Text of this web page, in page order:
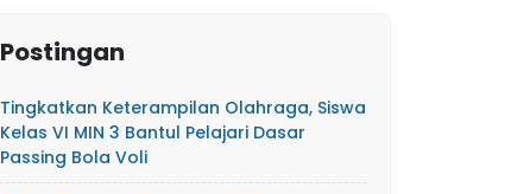
Postingan
Tingkatkan Keterampilan Olahraga, Siswa
Kelas VI MIN 3 Bantul Pelajari Dasar
Passing Bola Voli